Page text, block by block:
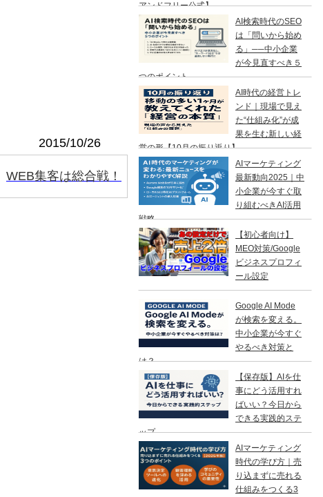
2015/10/26
WEB集客は総合戦！
アンドフリー公式】
AI検索時代のSEO
は「問いから始め
る」──中小企業
が今見直すべき５
つのポイント
AI時代の経営トレ
ンド｜現場で見え
た“仕組み化”が成
果を生む新しい経
営の形【10月の振り返り】
AIマーケティング
最新動向2025｜中
小企業が今すぐ取
り組むべきAI活用
戦略
【初心者向け】
MEO対策/Google
ビジネスプロフィ
ール設定
Google AI Mode
が検索を変える。
中小企業が今すぐ
やるべき対策と
は？
【保存版】AIを仕
事にどう活用すれ
ばいい？今日から
できる実践的ステ
ップ
AIマーケティング
時代の学び方｜売
り込まずに売れる
仕組みをつくる3